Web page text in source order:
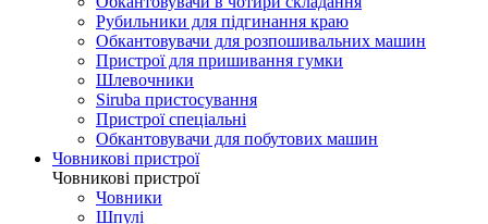
Рубильники для підгинання краю
Обкантовувачи для розпошивальних машин
Пристрої для пришивання гумки
Шлевочники
Siruba пристосування
Пристрої спеціальні
Обкантовувачи для побутових машин
Човникові пристрої
Човникові пристрої
Човники
Шпулі